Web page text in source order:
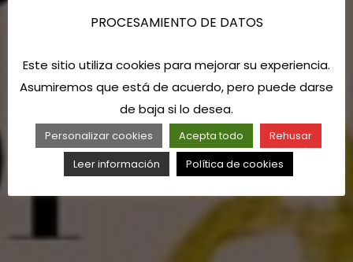
PROCESAMIENTO DE DATOS
Este sitio utiliza cookies para mejorar su experiencia.
Asumiremos que está de acuerdo, pero puede darse
de baja si lo desea.
Personalizar cookies Acepta todo
Rehusar
Leer información
Política de cookies